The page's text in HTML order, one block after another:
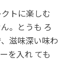
トに楽しむ
。とうも ろ
滋味深い味わ
を入れ ても